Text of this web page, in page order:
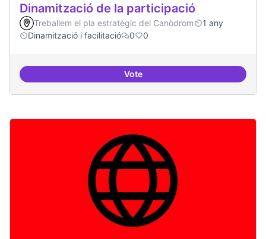
Dinamització de la participació
Treballem el pla estratègic del Canòdrom
1 any
Dinamització i facilitació
0 0
VoteDinamització de la participació